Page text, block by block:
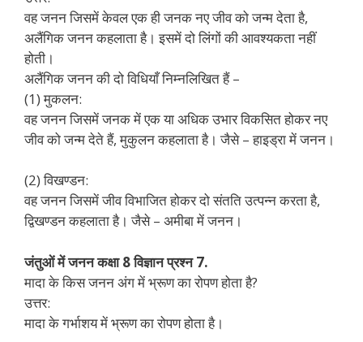
वह जनन जिसमें केवल एक ही जनक नए जीव को जन्म देता है,
अलैंगिक जनन कहलाता है। इसमें दो लिंगों की आवश्यकता नहीं
होती।
अलैंगिक जनन की दो विधियाँ निम्नलिखित हैं –
(1) मुकलन:
वह जनन जिसमें जनक में एक या अधिक उभार विकसित होकर नए
जीव को जन्म देते हैं, मुकुलन कहलाता है। जैसे – हाइड्रा में जनन।
(2) विखण्डन:
वह जनन जिसमें जीव विभाजित होकर दो संतति उत्पन्न करता है,
द्विखण्डन कहलाता है। जैसे – अमीबा में जनन।
जंतुओं में जनन कक्षा 8 विज्ञान प्रश्न 7.
मादा के किस जनन अंग में भ्रूण का रोपण होता है?
उत्तर:
मादा के गर्भाशय में भ्रूण का रोपण होता है।